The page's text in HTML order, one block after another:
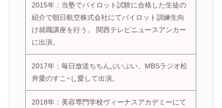
2015年：当塾でパイロット試験に合格した生徒の
紹介で朝日航空株式会社にてパイロット訓練生向
け就職講座を行う。 関西テレビニュースアンカー
に出演。
2017年：毎日放送ちちんぷいぷい、MBSラジオ松
井愛のすこ~し愛して出演。
2018年：美容専門学校ヴィーナスアカデミーにて